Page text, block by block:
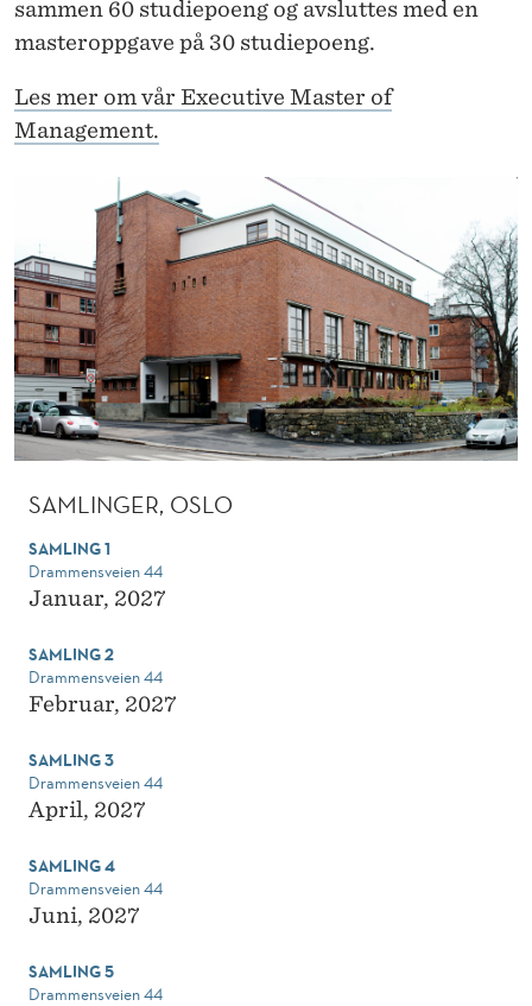
sammen 60 studiepoeng og avsluttes med en
masteroppgave på 30 studiepoeng.
Les mer om vår Executive Master of
Management.
SAMLINGER, OSLO
SAMLING 1
Drammensveien 44
Januar, 2027
SAMLING 2
Drammensveien 44
Februar, 2027
SAMLING 3
Drammensveien 44
April, 2027
SAMLING 4
Drammensveien 44
Juni, 2027
SAMLING 5
Drammensveien 44